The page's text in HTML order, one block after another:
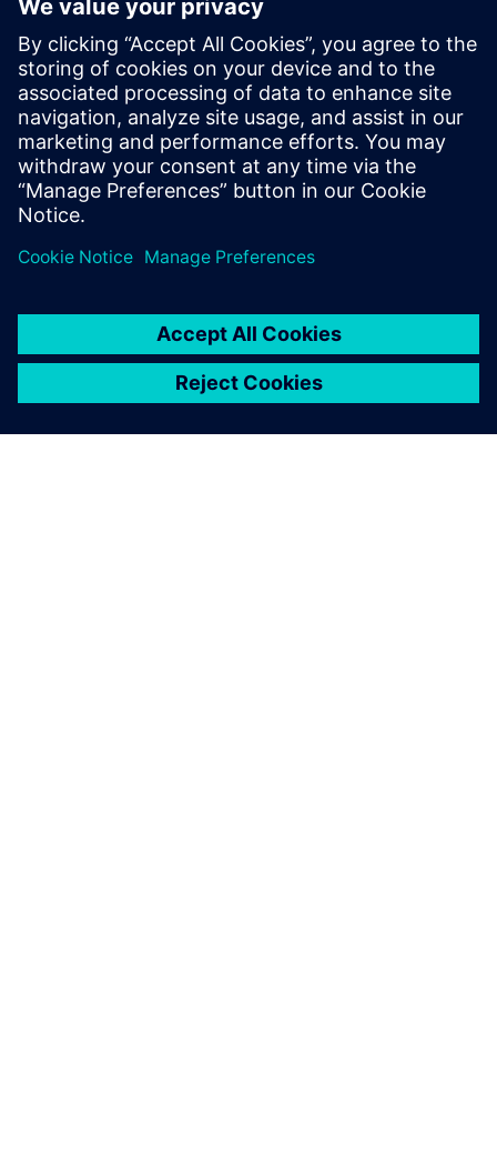
Посібник із впровадження NX: Почніть роботу в
найкращих умовах
Передумови
Будьте оснащені NX CAD/CAM або плануйте його
придбання